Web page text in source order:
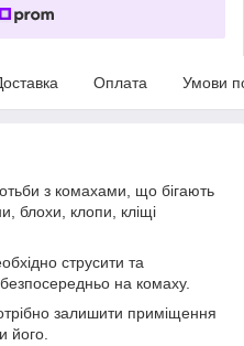
Оплата Умови
з комахами, що бігають
блохи, клопи, кліщі
струсити та
на комаху.
залишити приміщення
його.